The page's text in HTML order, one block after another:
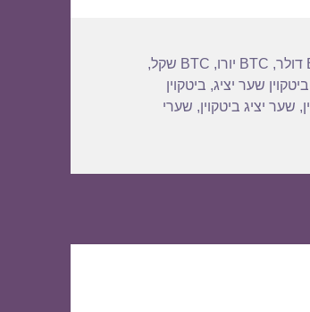
, BTC יורו , BTC שקל
,
ביטקוין שער יציג, ביטקוין
, שער יציג ביטקוין, שערי